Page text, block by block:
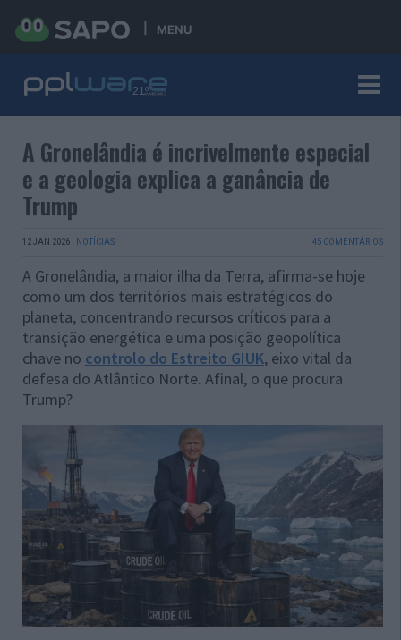
MENU
A Gronelândia é incrivelmente especial
e a geologia explica a ganância de
Trump
12 JAN 2026 · NOTÍCIAS 45 COMENTÁRIOS
A Gronelândia, a maior ilha da Terra, afirma-se hoje
como um dos territórios mais estratégicos do
planeta, concentrando recursos críticos para a
transição energética e uma posição geopolítica
chave no controlo do Estreito GIUK, eixo vital da
defesa do Atlântico Norte. Afinal, o que procura
Trump?